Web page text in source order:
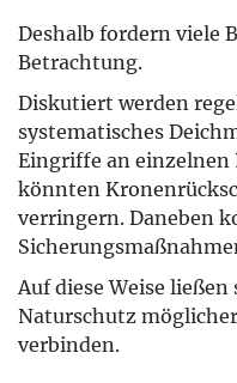
Deshalb fordern viele
Betrachtung.
Diskutiert werden
systematisches
Eingriffe an einzelnen
könnten
verringern. Daneben
Auf diese Weise
Naturschutz
verbinden.